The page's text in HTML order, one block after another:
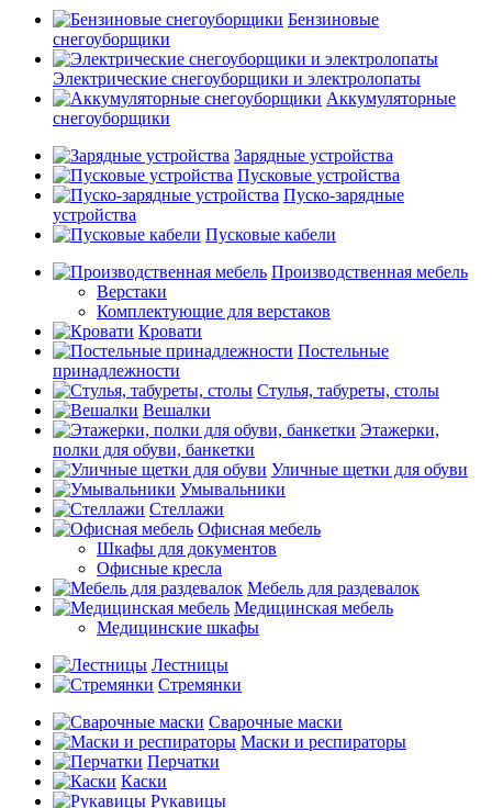
Бензиновые
снегоуборщики
Электрические снегоуборщики и электролопаты
Аккумуляторные
снегоуборщики
Зарядные устройства
Пусковые устройства
Пуско-зарядные
устройства
Пусковые кабели
Производственная мебель
Верстаки
Комплектующие для верстаков
Кровати
Постельные
принадлежности
Стулья, табуреты, столы
Вешалки
Этажерки,
полки для обуви, банкетки
Уличные щетки для обуви
Умывальники
Стеллажи
Офисная мебель
Шкафы для документов
Офисные кресла
Мебель для раздевалок
Медицинская мебель
Медицинские шкафы
Лестницы
Стремянки
Сварочные маски
Маски и респираторы
Перчатки
Каски
Рукавицы